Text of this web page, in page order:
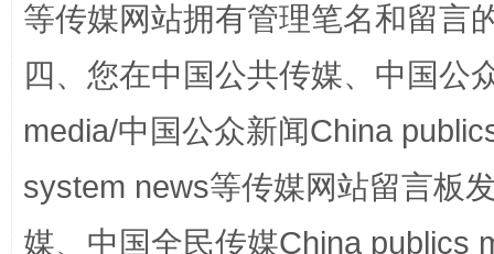
站台名比不上好声名
等传媒网站拥有管理笔名和留言
四、您在中国公共传媒、中国公
media/中国公众新闻China
system news等传媒网站留言板
媒、中国全民传媒China publics